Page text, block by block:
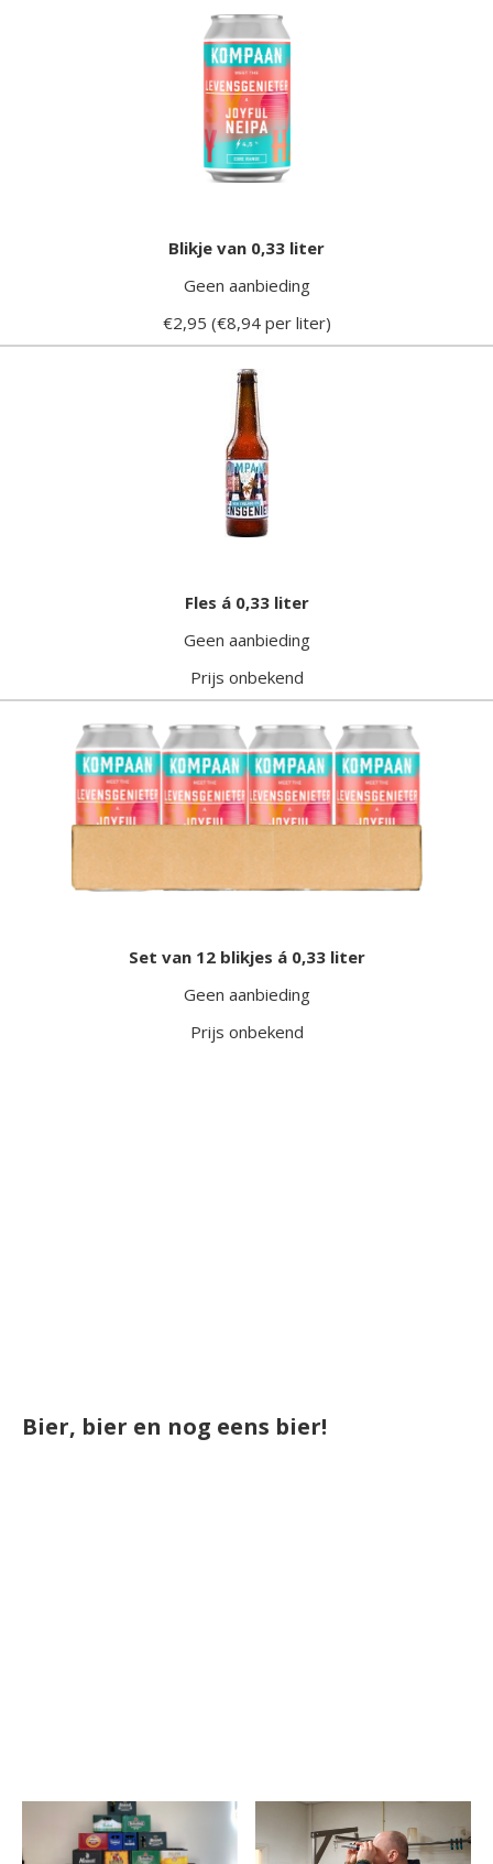
Blikje van 0,33 liter
Geen aanbieding
€2,95 (€8,94 per liter)
Fles á 0,33 liter
Geen aanbieding
Prijs onbekend
Set van 12 blikjes á 0,33 liter
Geen aanbieding
Prijs onbekend
Bier, bier en nog eens bier!